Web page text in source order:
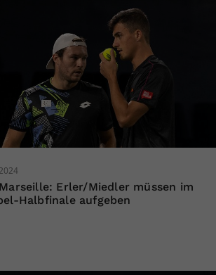
Erler/Miedler müssen im
Halbfinale aufgeben